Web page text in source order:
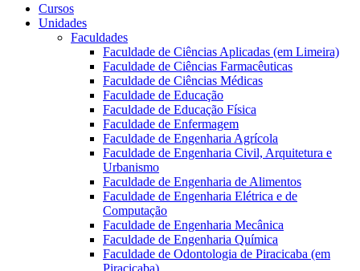
Cursos
Unidades
Faculdades
Faculdade de Ciências Aplicadas (em Limeira)
Faculdade de Ciências Farmacêuticas
Faculdade de Ciências Médicas
Faculdade de Educação
Faculdade de Educação Física
Faculdade de Enfermagem
Faculdade de Engenharia Agrícola
Faculdade de Engenharia Civil, Arquitetura e
Urbanismo
Faculdade de Engenharia de Alimentos
Faculdade de Engenharia Elétrica e de
Computação
Faculdade de Engenharia Mecânica
Faculdade de Engenharia Química
Faculdade de Odontologia de Piracicaba (em
Piracicaba)